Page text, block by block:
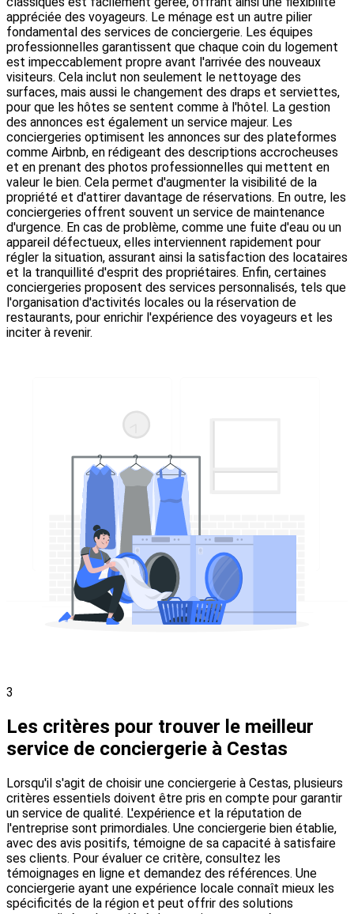
appréciée des voyageurs. Le ménage est un autre pilier
fondamental des services de conciergerie. Les équipes
professionnelles garantissent que chaque coin du logement
est impeccablement propre avant l'arrivée des nouveaux
visiteurs. Cela inclut non seulement le nettoyage des
surfaces, mais aussi le changement des draps et serviettes,
pour que les hôtes se sentent comme à l'hôtel. La gestion
des annonces est également un service majeur. Les
conciergeries optimisent les annonces sur des plateformes
comme Airbnb, en rédigeant des descriptions accrocheuses
et en prenant des photos professionnelles qui mettent en
valeur le bien. Cela permet d'augmenter la visibilité de la
propriété et d'attirer davantage de réservations. En outre, les
conciergeries offrent souvent un service de maintenance
d'urgence. En cas de problème, comme une fuite d'eau ou un
appareil défectueux, elles interviennent rapidement pour
régler la situation, assurant ainsi la satisfaction des locataires
et la tranquillité d'esprit des propriétaires. Enfin, certaines
conciergeries proposent des services personnalisés, tels que
l'organisation d'activités locales ou la réservation de
restaurants, pour enrichir l'expérience des voyageurs et les
inciter à revenir.
3
Les critères pour trouver le meilleur
service de conciergerie à Cestas
Lorsqu'il s'agit de choisir une conciergerie à Cestas, plusieurs
critères essentiels doivent être pris en compte pour garantir
un service de qualité. L'expérience et la réputation de
l'entreprise sont primordiales. Une conciergerie bien établie,
avec des avis positifs, témoigne de sa capacité à satisfaire
ses clients. Pour évaluer ce critère, consultez les
témoignages en ligne et demandez des références. Une
conciergerie ayant une expérience locale connaît mieux les
spécificités de la région et peut offrir des solutions